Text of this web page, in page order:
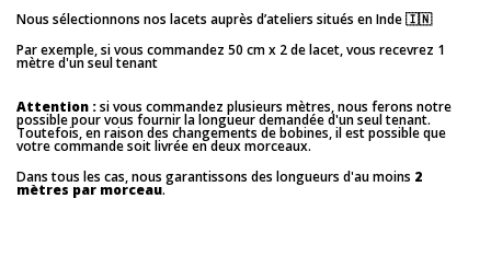
Nous sélectionnons nos lacets auprès d’ateliers situés en Inde 🇮🇳
Par exemple, si vous commandez 50 cm x 2 de lacet, vous recevrez 1
mètre d'un seul tenant
Attention :si vous commandez plusieurs mètres, nous ferons notre
possible pour vous fournir la longueur demandée d'un seul tenant.
Toutefois, en raison des changements de bobines, il est possible que
votre commande soit livrée en deux morceaux.
Dans tous les cas, nous garantissons des longueurs d'au moins 2
mètres par morceau.